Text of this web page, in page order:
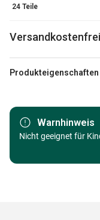
24 Teile
Produkteigenschaften
Marke
Kategorie
Alter
Warnhinweis
Nicht geeignet für